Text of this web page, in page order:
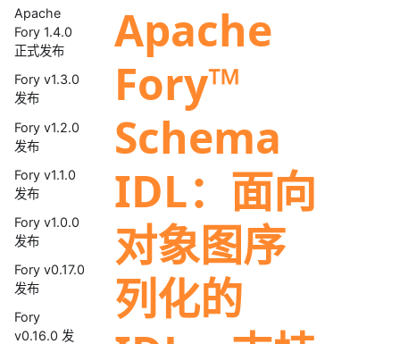
Apache
Fory 1.4.0
正式发布
Fory v1.3.0
发布
Fory v1.2.0
发布
Fory v1.1.0
发布
Fory v1.0.0
发布
Fory v0.17.0
发布
Fory
v0.16.0 发
Apache
Fory™
Schema
IDL：面向
对象图序
列化的